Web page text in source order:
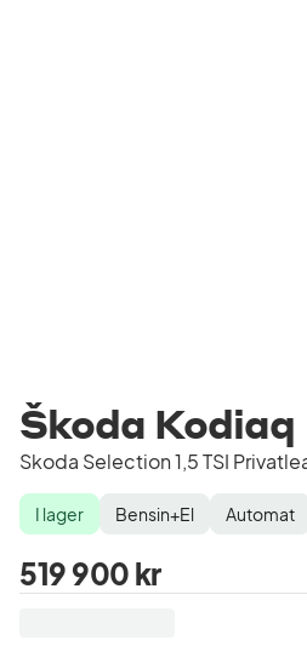
Škoda Kodiaq
Skoda Selection 1,5 TSI
Lagerstatus
I lager
Drivmedel Bensin+El
Växellåda Automat
Mätarställning
Modellår
519 900 kr